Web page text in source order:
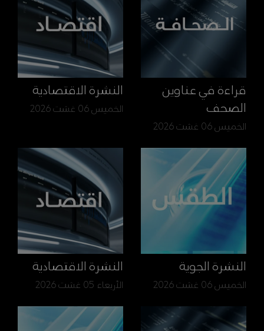
قراءة في عناوين
الصحف
الخميس 06 غشت 2026
النشرة الاقتصادية
الخميس 06 غشت 2026
النشرة الجوية
الخميس 06 غشت 2026
النشرة الاقتصادية
الأربعاء 05 غشت 2026